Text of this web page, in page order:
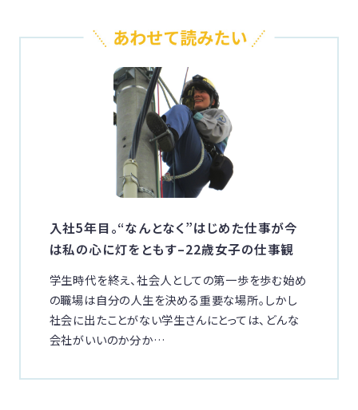
入社5年目。“なんとなく”はじめた仕事が今
は私の心に灯をともす–22歳女子の仕事観
学生時代を終え、社会人としての第一歩を歩む始め
の職場は自分の人生を決める重要な場所。しかし
社会に出たことがない学生さんにとっては、どんな
会社がいいのか分か…